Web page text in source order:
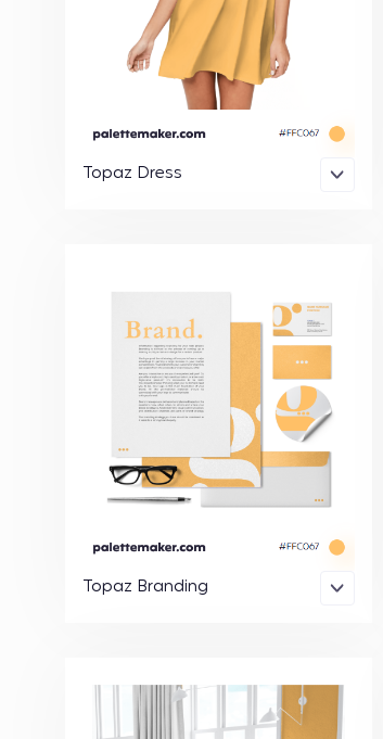
Topaz Dress
Topaz Branding